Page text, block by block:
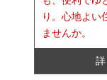
り。心地よい
ませんか。